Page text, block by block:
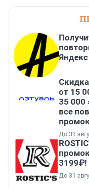
от 15
35 000
все
До 31
3199₽!
До 31